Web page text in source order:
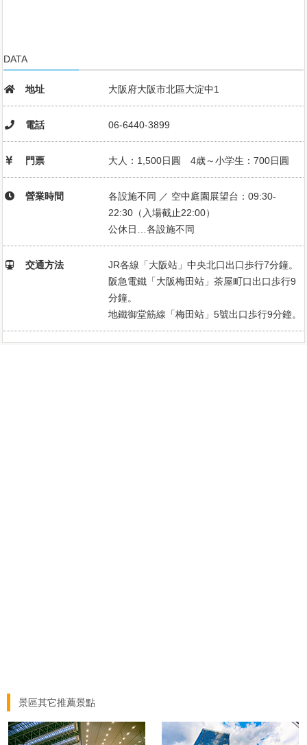
DATA
地址 大阪府大阪市北區大淀中1
電話 06-6440-3899
門票 大人：1,500日圓 4歳～小学生：700日圓
營業時間
各設施不同 ／ 空中庭園展望台：09:30-
22:30（入場截止22:00）
公休日…各設施不同
交通方法
JR各線「大阪站」中央北口出口歩行7分鐘。
阪急電鐵「大阪梅田站」茶屋町口出口歩行9
分鐘。
地鐵御堂筋線「梅田站」5號出口歩行9分鐘。
景區其它推薦景點